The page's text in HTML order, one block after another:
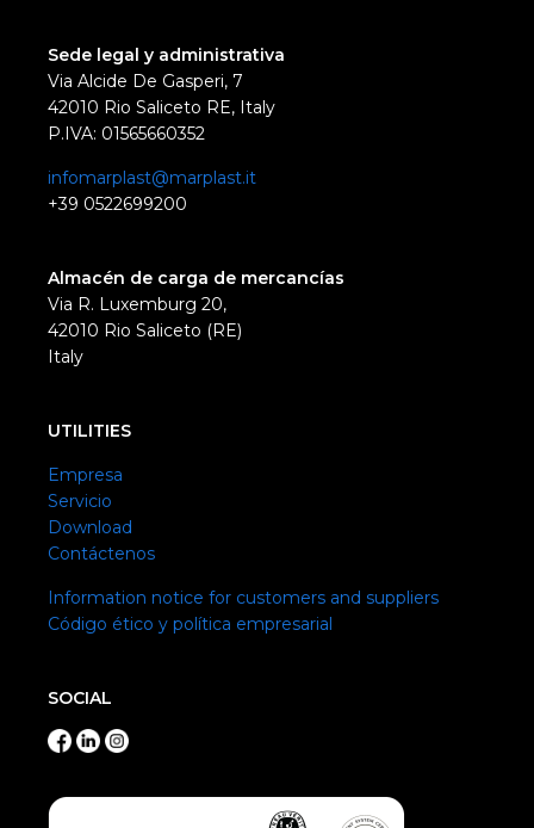
Sede legal y administrativa
Via Alcide De Gasperi, 7
42010 Rio Saliceto RE, Italy
P.IVA: 01565660352
infomarplast@marplast.it
+39 0522699200
Almacén de carga de mercancías
Via R. Luxemburg 20,
42010 Rio Saliceto (RE)
Italy
UTILITIES
Empresa
Servicio
Download
Contáctenos
Information notice for customers and suppliers
Código ético y política empresarial
SOCIAL